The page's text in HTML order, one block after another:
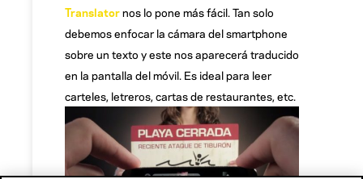
Translatornos lo pone más fácil. Tan solo
debemos enfocar la cámara del smartphone
sobre un texto y este nos aparecerá traducido
en la pantalla del móvil. Es ideal para leer
carteles, letreros, cartas de restaurantes, etc.